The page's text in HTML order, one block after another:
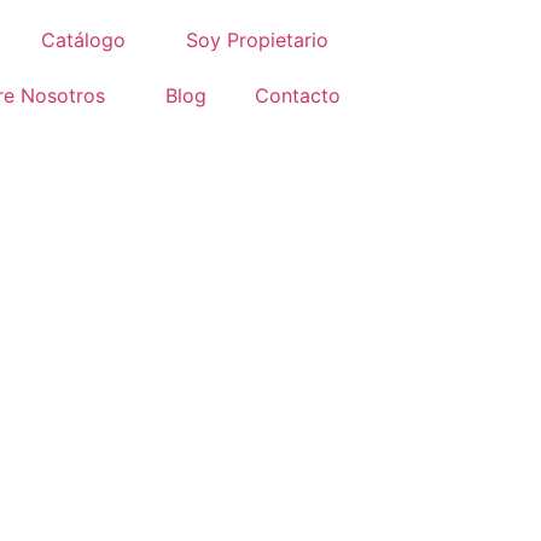
Catálogo Soy Propietario
Nosotros Blog Contacto